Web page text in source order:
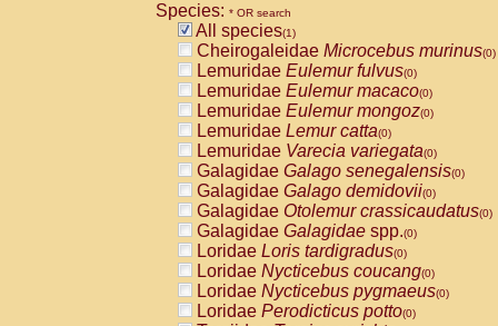
CebidaeCebus capucinus
CebidaeCebus nigrivittatus
CebidaeCebus spp.(0)
CebidaeSaimiri boliviensis(0)
CebidaeSaimiri sciureus(0)
AtelidaeAlouatta caraya(0)
AtelidaeAlouatta fusca(0)
AtelidaeAlouatta seniculus(0)
AtelidaeAlouattaspp.(0)
AtelidaeAteles belzebuth(0)
AtelidaeAteles geoffroyi(0)
AtelidaeAteles paniscus(0)
AtelidaeAtelesspp.(0)
AtelidaeLagothrix lagothricha(0)
AtelidaeLagothrix lagothricha cana
PitheciidaeCacajao calvus
Species: * OR search
All species(1)
Cheirogaleidae Microcebus murinus(0)
Lemuridae Eulemur fulvus(0)
Lemuridae Eulemur macaco(0)
Lemuridae Eulemur mongoz(0)
Lemuridae Lemur catta(0)
Lemuridae Varecia variegata(0)
Galagidae Galago senegalensis(0)
Galagidae Galago demidovii(0)
Galagidae Otolemur crassicaudatus(0)
Galagidae Galagidae spp.(0)
Loridae Loris tardigradus(0)
Loridae Nycticebus coucang(0)
Loridae Nycticebus pygmaeus(0)
Loridae Perodicticus potto(0)